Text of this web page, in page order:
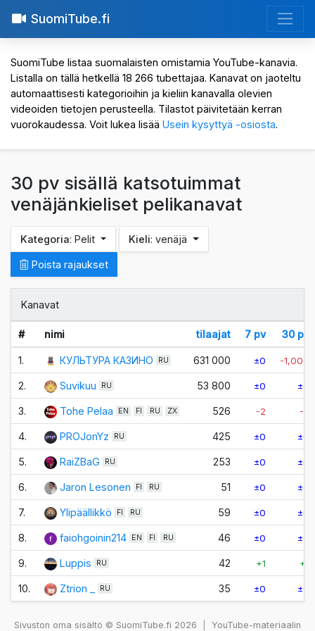
SuomiTube.fi
SuomiTube listaa suomalaisten omistamia YouTube-kanavia.
Listalla on tällä hetkellä 18 266 tubettajaa. Kanavat on jaoteltu
automaattisesti kategorioihin ja kieliin kanavalla olevien
videoiden tietojen perusteella. Tilastot päivitetään kerran
vuorokaudessa. Voit lukea lisää Usein kysyttyä -osiosta.
30 pv sisällä katsotuimmat
venäjänkieliset pelikanavat
Kategoria: Pelit Kieli: venäjä
Poista rajaukset
Kanavat
# nimi tilaajat 7 pv 30 pv
1. КУЛЬТУРА КАЗИНО RU 631 000 ±0 -1,000
2. Suvikuu RU 53 800 ±0 ±0
3. Tohe Pelaa EN FI RU ZX 526 -2 -2
4. PROJonYz RU 425 ±0 ±0
5. RaiZBaG RU 253 ±0 ±0
6. Jaron Lesonen FI RU 51 ±0 ±0
7. Ylipäällikkö FI RU 59 ±0 ±0
8. faiohgoinin214 EN FI RU 46 ±0 ±0
9. Luppis RU 42 +1 +1
10. Ztrion _ RU 35 ±0 ±0
Sivuston oma sisältö © SuomiTube.fi 2026 YouTube-materiaalin